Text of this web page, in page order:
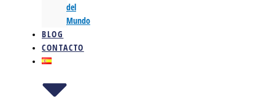
del
Mundo
BLOG
CONTACTO